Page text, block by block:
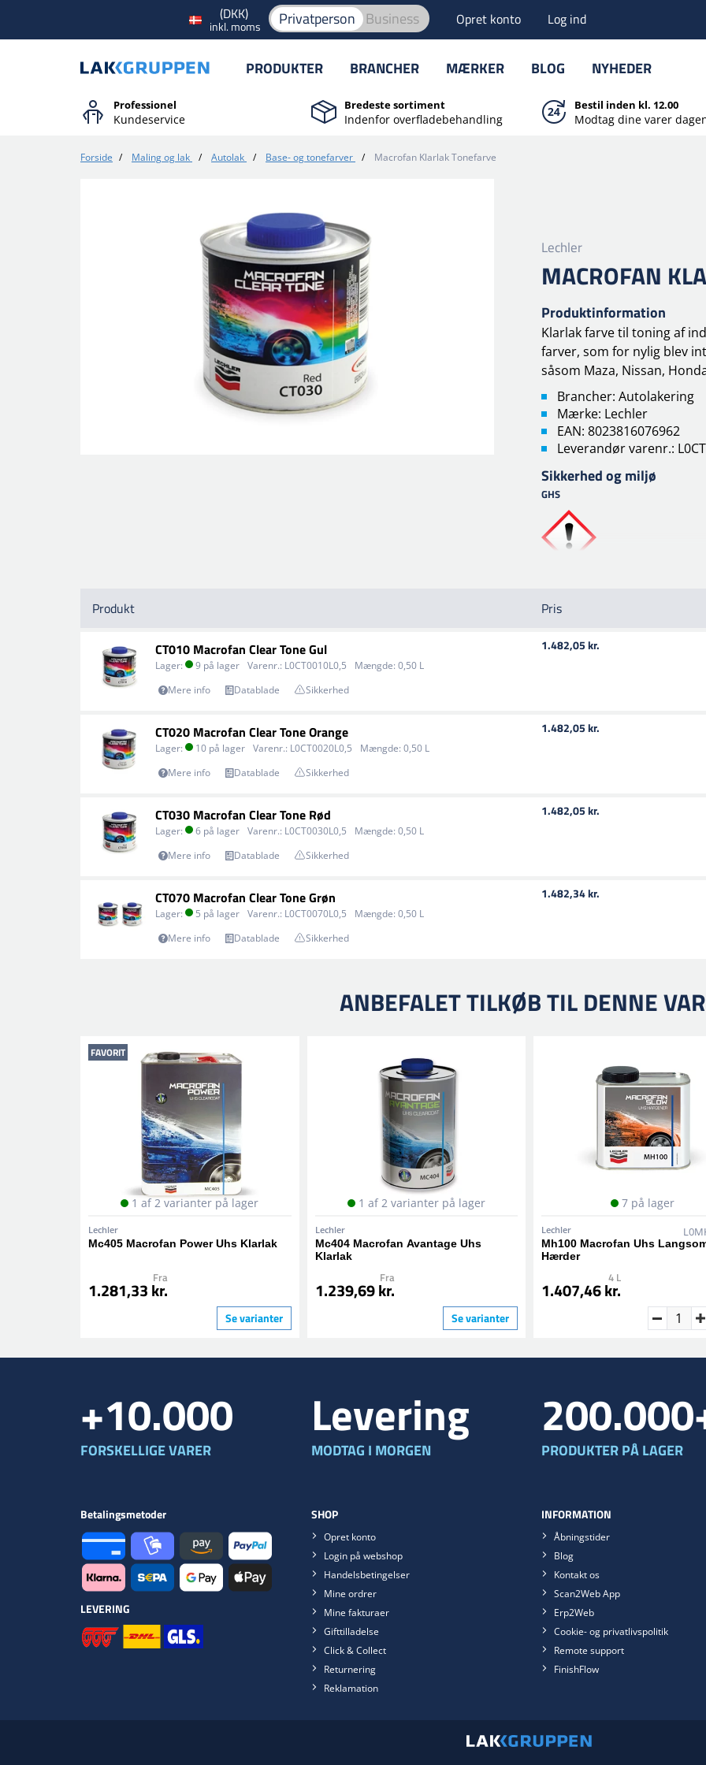
(DKK)
inkl. moms Privatperson Business Opret konto Log ind
PRODUKTER BRANCHER MÆRKER BLOG NYHEDER
Professionel
Kundeservice
Bredeste sortiment
Indenfor overfladebehandling
Bestil inden kl. 12.00
Modtag dine varer
Forside / Maling og lak / Autolak / Base- og tonefarver / Macrofan Klarlak Tonefarve
Lechler
MACROFAN
Produktinformation
Klarlak farve til toning af
farver, som for nylig blev
såsom Maza, Nissan,
Brancher: Autolakering
Mærke: Lechler
EAN: 8023816076962
Leverandør varenr.:
Sikkerhed og miljø
GHS
Produkt Pris
CT010 Macrofan Clear Tone Gul
Lager: 9 på lager Varenr.: L0CT0010L0,5 Mængde: 0,50 L
Mere info
Datablade Sikkerhed
1.482,05 kr.
CT020 Macrofan Clear Tone Orange
Lager: 10 på lager Varenr.: L0CT0020L0,5 Mængde: 0,50 L
Mere info
Datablade Sikkerhed
1.482,05 kr.
CT030 Macrofan Clear Tone Rød
Lager: 6 på lager Varenr.: L0CT0030L0,5 Mængde: 0,50 L
Mere info
Datablade Sikkerhed
1.482,05 kr.
CT070 Macrofan Clear Tone Grøn
Lager: 5 på lager Varenr.: L0CT0070L0,5 Mængde: 0,50 L
Mere info
Datablade Sikkerhed
1.482,34 kr.
ANBEFALET TILKØB TIL DENNE
FAVORIT
1 af 2 varianter på lager
Lechler
Mc405 Macrofan Power Uhs Klarlak
Fra
1.281,33 kr.
Se varianter
1 af 2 varianter på lager
Lechler
Mc404 Macrofan Avantage Uhs
Klarlak
Fra
1.239,69 kr.
Se varianter
7 på lager
Lechler
Mh100 Macrofan Uhs
Hærder
4 L
1.407,46 kr.
+10.000
FORSKELLIGE VARER
Levering
MODTAG I MORGEN PRODUKTER PÅ LAGER
Betalingsmetoder
LEVERING
SHOP
Opret konto
Login på webshop
Handelsbetingelser
Mine ordrer
Mine fakturaer
Gifttilladelse
Click & Collect
Returnering
Reklamation
INFORMATION
Åbningstider
Blog
Kontakt os
Scan2Web App
Erp2Web
Cookie- og privatlivspolitik
Remote support
FinishFlow